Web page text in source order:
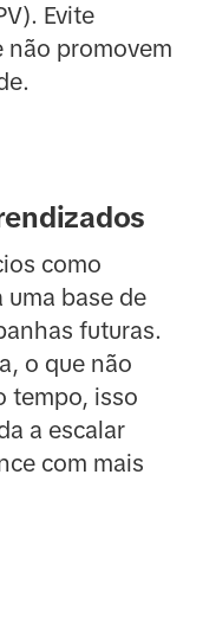
Evite
não promovem
como
base de
futuras.
o que não
tempo, isso
a escalar
com mais